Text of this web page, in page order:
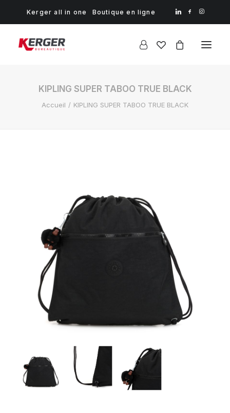
Kerger all in one Boutique en ligne
KIPLING SUPER TABOO TRUE BLACK
Accueil KIPLING SUPER TABOO TRUE BLACK